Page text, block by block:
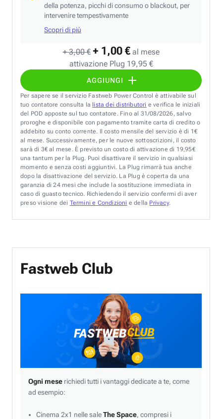
+ 3,00 € + 1,00 € al mese
attivazione Plug 19,95 €
AGGIUNGI
della potenza, picchi di consumo o blackout, per
intervenire tempestivamente
Scopri di più
Per sapere se il servizio Fastweb Power Control è attivabile sul
tuo contatore consulta la lista dei distributori e verifica le iniziali
del POD apposte sul tuo contatore. Fino al 31/08/2026, salvo
proroghe e disponibile con pagamento tramite carta di credito o
addebito su conto corrente. Il costo mensile del servizio è di 1€
al mese. Successivamente, per le nuove sottoscrizioni, il costo
sarà di 3€ al mese. È previsto un costo di attivazione di 19,95€
una tantum per la Plug. Puoi disattivare il servizio in qualsiasi
momento e senza costi aggiuntivi. La Plug rimarrà tua anche
dopo la disattivazione del servizio. La Plug è coperta da una
garanzia di 24 mesi che include la sostituzione immediata in
caso di guasto tecnico. Richiedendo il servizio confermi di aver
preso visione dei Termini e Condizioni e della Privacy.
Fastweb Club
Ogni mese richiedi tutti i vantaggi dedicate a te, come
ad esempio:
Cinema 2x1 nelle saleThe Space, compresi i